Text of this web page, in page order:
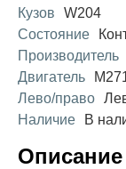
Кузов
W204
Состояние
Производитель
Двигатель
Лево/право
Наличие
В
Описание